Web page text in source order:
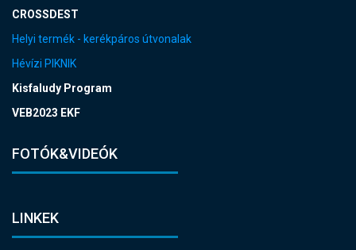
CROSSDEST
Helyi termék - kerékpáros útvonalak
Hévízi PIKNIK
Kisfaludy Program
VEB2023 EKF
FOTÓK&VIDEÓK
LINKEK